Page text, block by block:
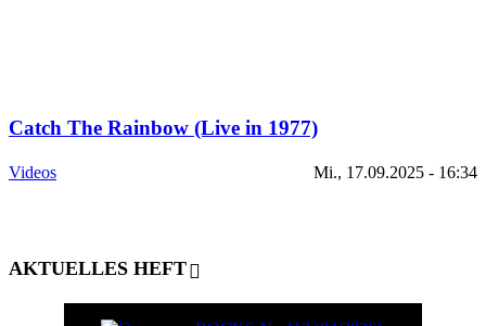
Catch The Rainbow (Live in 1977)
Videos Mi., 17.09.2025 - 16:34
AKTUELLES HEFT